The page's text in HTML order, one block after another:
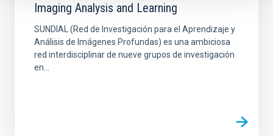
Imaging Analysis and Learning
SUNDIAL (Red de Investigación para el Aprendizaje y
Análisis de Imágenes Profundas) es una ambiciosa
red interdisciplinar de nueve grupos de investigación
en...